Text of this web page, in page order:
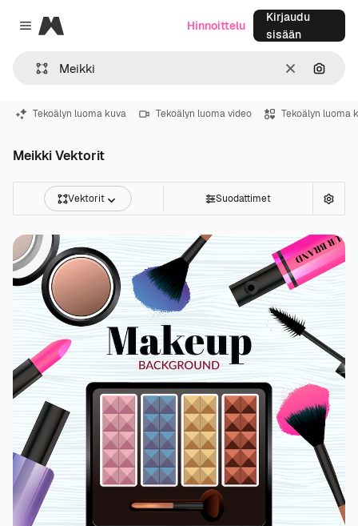
Close menu
Magnific
SelkeäHae
Hinnoittelu
Kirjaudu
sisään
Tekoälyn luoma kuva Tekoälyn luoma video Tekoälyn luoma
Meikki Vektorit
Vektorit Suodattimet